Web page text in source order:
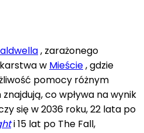
, zarażonego
w Mieście, gdzie
pomocy różnym
co wpływa na wynik
się w 2036 roku, 22 lata po
i 15 lat po The Fall,